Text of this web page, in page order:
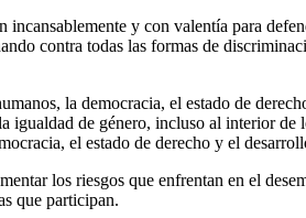
y con valentía para
contra todas las formas de
la democracia, el estado de
igualdad de género, incluso al interior de
el estado de derecho y el
los riesgos que enfrentan en el
que participan.